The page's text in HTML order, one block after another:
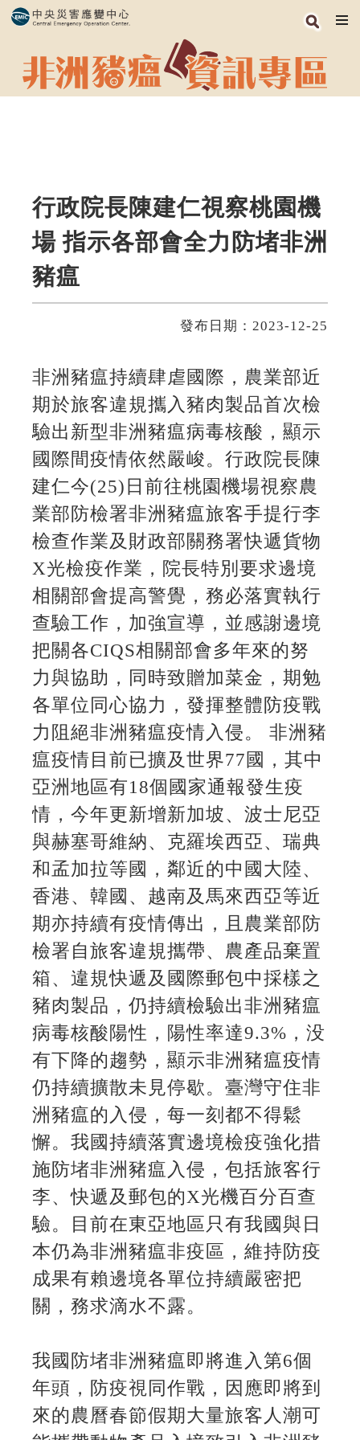
行政院長陳建仁視察桃園機
場 指示各部會全力防堵非洲
豬瘟
發布日期：2023-12-25
非洲豬瘟持續肆虐國際，農業部近
期於旅客違規攜入豬肉製品首次檢
驗出新型非洲豬瘟病毒核酸，顯示
國際間疫情依然嚴峻。行政院長陳
建仁今(25)日前往桃園機場視察農
業部防檢署非洲豬瘟旅客手提行李
檢查作業及財政部關務署快遞貨物
X光檢疫作業，院長特別要求邊境
相關部會提高警覺，務必落實執行
查驗工作，加強宣導，並感謝邊境
把關各CIQS相關部會多年來的努
力與協助，同時致贈加菜金，期勉
各單位同心協力，發揮整體防疫戰
力阻絕非洲豬瘟疫情入侵。 非洲豬
瘟疫情目前已擴及世界77國，其中
亞洲地區有18個國家通報發生疫
情，今年更新增新加坡、波士尼亞
與赫塞哥維納、克羅埃西亞、瑞典
和孟加拉等國，鄰近的中國大陸、
香港、韓國、越南及馬來西亞等近
期亦持續有疫情傳出，且農業部防
檢署自旅客違規攜帶、農產品棄置
箱、違規快遞及國際郵包中採樣之
豬肉製品，仍持續檢驗出非洲豬瘟
病毒核酸陽性，陽性率達9.3%，没
有下降的趨勢，顯示非洲豬瘟疫情
仍持續擴散未見停歇。臺灣守住非
洲豬瘟的入侵，每一刻都不得鬆
懈。我國持續落實邊境檢疫強化措
施防堵非洲豬瘟入侵，包括旅客行
李、快遞及郵包的X光機百分百查
驗。目前在東亞地區只有我國與日
本仍為非洲豬瘟非疫區，維持防疫
成果有賴邊境各單位持續嚴密把
關，務求滴水不露。
我國防堵非洲豬瘟即將進入第6個
年頭，防疫視同作戰，因應即將到
來的農曆春節假期大量旅客人潮可